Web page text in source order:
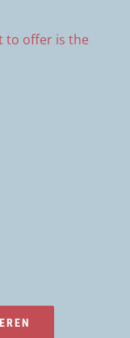
to offer is the